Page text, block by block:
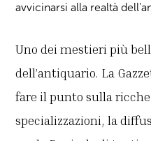
avvicinarsi alla realtà
Uno dei mestieri più
dell’antiquario. La
fare il punto sulla
specializzazioni, la